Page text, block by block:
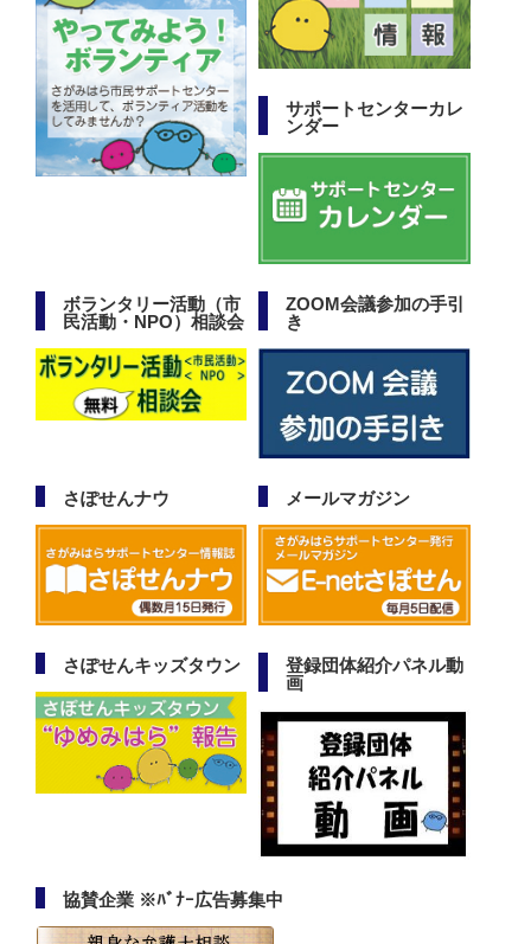
サポートセンターカレ
ンダー
ボランタリー活動（市
民活動・NPO）相談会
ZOOM会議参加の手引
き
さぽせんナウ メールマガジン
さぽせんキッズタウン
登録団体紹介パネル動
画
協賛企業 ※ﾊﾞﾅｰ広告募集中